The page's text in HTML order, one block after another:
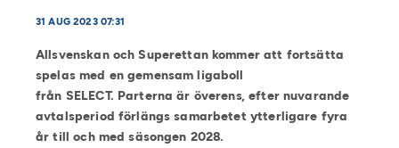
31 AUG 2023 07:31
Allsvenskan och Superettan kommer att fortsätta
spelas med en gemensam ligaboll
från SELECT. Parterna är överens, efter nuvarande
avtalsperiod förlängs samarbetet ytterligare fyra
år till och med säsongen 2028.